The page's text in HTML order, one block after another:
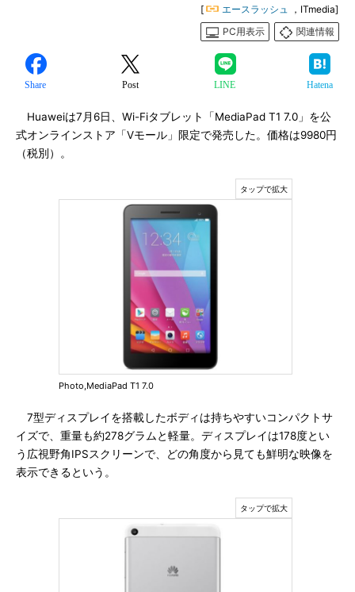
[ エースラッシュ ，ITmedia]
PC用表示
関連情報
Share Post LINE Hatena
Huaweiは7月6日、Wi-Fiタブレット「MediaPad T1 7.0」を公
式オンラインストア「Vモール」限定で発売した。価格は9980円
（税別）。
Photo,MediaPad T1 7.0
7型ディスプレイを搭載したボディは持ちやすいコンパクトサ
イズで、重量も約278グラムと軽量。ディスプレイは178度とい
う広視野角IPSスクリーンで、どの角度から見ても鮮明な映像を
表示できるという。